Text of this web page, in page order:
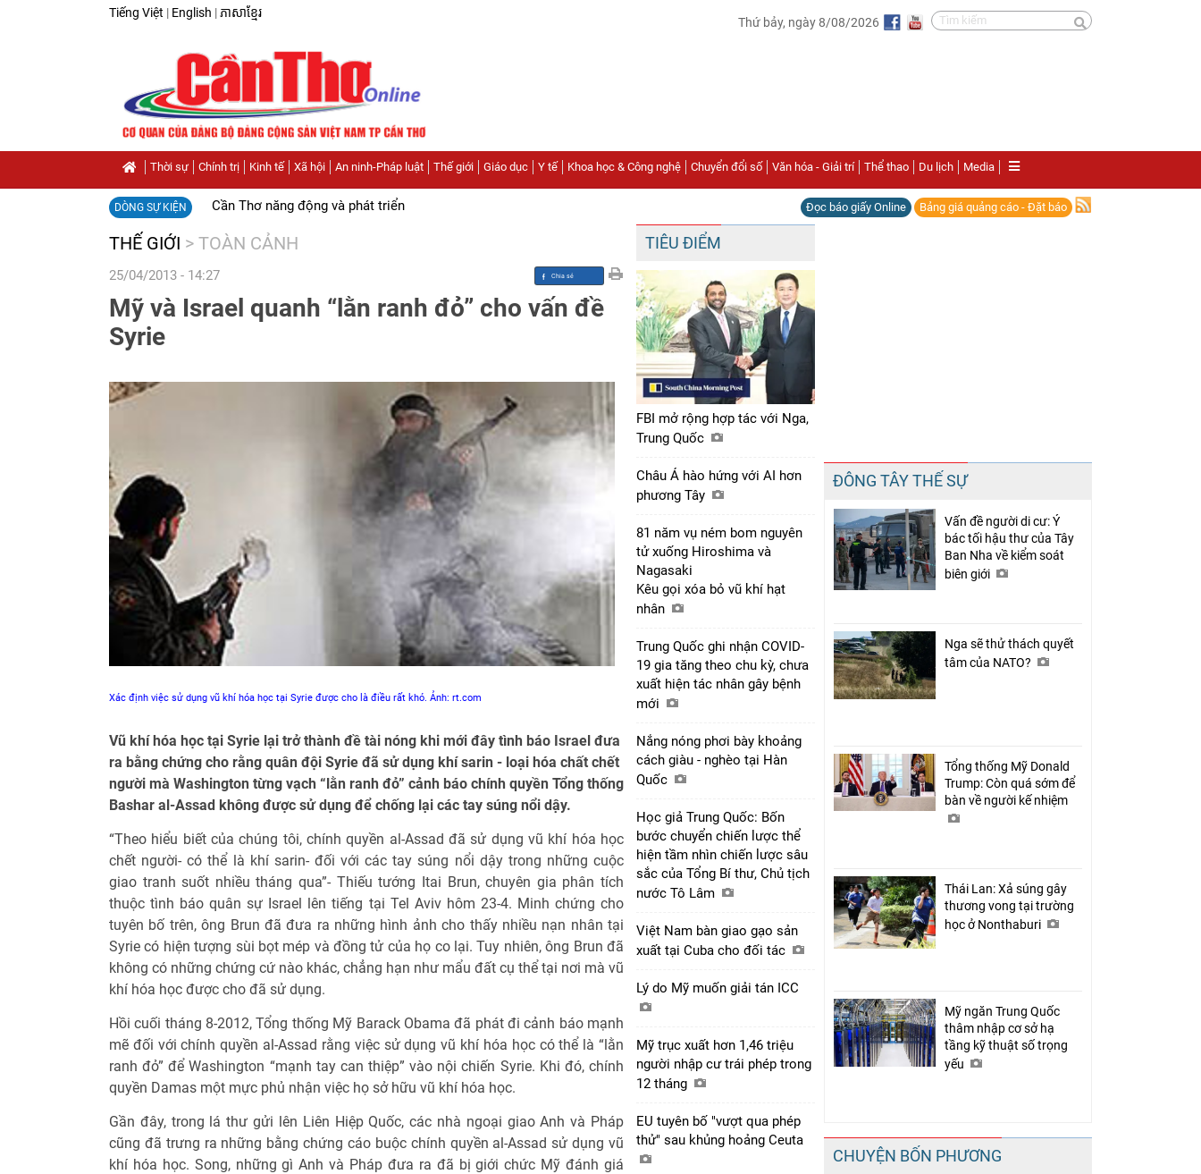
Tiếng Việt | English | ភាសាខ្មែរ
Thứ bảy, ngày 8/08/2026
Thời sự Chính trị Kinh tế Xã hội An ninh-Pháp luật Thế giới Giáo dục Y tế Khoa học & Công nghệ Chuyển đổi số Văn hóa - Giải trí Thể thao Du lịch Media
DÒNG SỰ KIỆN Cần Thơ năng động và phát triển Đọc báo giấy Online Bảng giá quảng cáo - Đặt báo
THẾ GIỚI > TOÀN CẢNH
25/04/2013 - 14:27
Chia sẻ
Facebook
Mỹ và Israel quanh “lằn ranh đỏ” cho vấn đề
Syrie
Xác định việc sử dụng vũ khí hóa học tại Syrie được cho là điều rất khó. Ảnh: rt.com
Vũ khí hóa học tại Syrie lại trở thành đề tài nóng khi mới đây tình báo Israel đưa
ra bằng chứng cho rằng quân đội Syrie đã sử dụng khí sarin - loại hóa chất chết
người mà Washington từng vạch “lằn ranh đỏ” cảnh báo chính quyền Tổng thống
Bashar al-Assad không được sử dụng để chống lại các tay súng nổi dậy.
“Theo hiểu biết của chúng tôi, chính quyền al-Assad đã sử dụng vũ khí hóa học
chết người- có thể là khí sarin- đối với các tay súng nổi dậy trong những cuộc
giao tranh suốt nhiều tháng qua”- Thiếu tướng Itai Brun, chuyên gia phân tích
thuộc tình báo quân sự Israel lên tiếng tại Tel Aviv hôm 23-4. Minh chứng cho
tuyên bố trên, ông Brun đã đưa ra những hình ảnh cho thấy nhiều nạn nhân tại
Syrie có hiện tượng sùi bọt mép và đồng tử của họ co lại. Tuy nhiên, ông Brun đã
không có những chứng cứ nào khác, chẳng hạn như mẩu đất cụ thể tại nơi mà vũ
khí hóa học được cho đã sử dụng.
Hồi cuối tháng 8-2012, Tổng thống Mỹ Barack Obama đã phát đi cảnh báo mạnh
mẽ đối với chính quyền al-Assad rằng việc sử dụng vũ khí hóa học có thể là “lằn
ranh đỏ” để Washington “mạnh tay can thiệp” vào nội chiến Syrie. Khi đó, chính
quyền Damas một mực phủ nhận việc họ sở hữu vũ khí hóa học.
Gần đây, trong lá thư gửi lên Liên Hiệp Quốc, các nhà ngoại giao Anh và Pháp
cũng đã trưng ra những bằng chứng cáo buộc chính quyền al-Assad sử dụng vũ
khí hóa học. Song, những gì Anh và Pháp đưa ra đã bị giới chức Mỹ đánh giá
TIÊU ĐIỂM
FBI mở rộng hợp tác với Nga,
Trung Quốc
Châu Á hào hứng với AI hơn
phương Tây
81 năm vụ ném bom nguyên
tử xuống Hiroshima và
Nagasaki
Kêu gọi xóa bỏ vũ khí hạt
nhân
Trung Quốc ghi nhận COVID-
19 gia tăng theo chu kỳ, chưa
xuất hiện tác nhân gây bệnh
mới
Nắng nóng phơi bày khoảng
cách giàu - nghèo tại Hàn
Quốc
Học giả Trung Quốc: Bốn
bước chuyển chiến lược thể
hiện tầm nhìn chiến lược sâu
sắc của Tổng Bí thư, Chủ tịch
nước Tô Lâm
Việt Nam bàn giao gạo sản
xuất tại Cuba cho đối tác
Lý do Mỹ muốn giải tán ICC
Mỹ trục xuất hơn 1,46 triệu
người nhập cư trái phép trong
12 tháng
EU tuyên bố "vượt qua phép
thử" sau khủng hoảng Ceuta
ĐÔNG TÂY THẾ SỰ
Vấn đề người di cư: Ý
bác tối hậu thư của Tây
Ban Nha về kiểm soát
biên giới
Nga sẽ thử thách quyết
tâm của NATO?
Tổng thống Mỹ Donald
Trump: Còn quá sớm để
bàn về người kế nhiệm
Thái Lan: Xả súng gây
thương vong tại trường
học ở Nonthaburi
Mỹ ngăn Trung Quốc
thâm nhập cơ sở hạ
tầng kỹ thuật số trọng
yếu
CHUYỆN BỐN PHƯƠNG